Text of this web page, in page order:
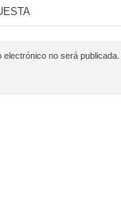
no será publicada.